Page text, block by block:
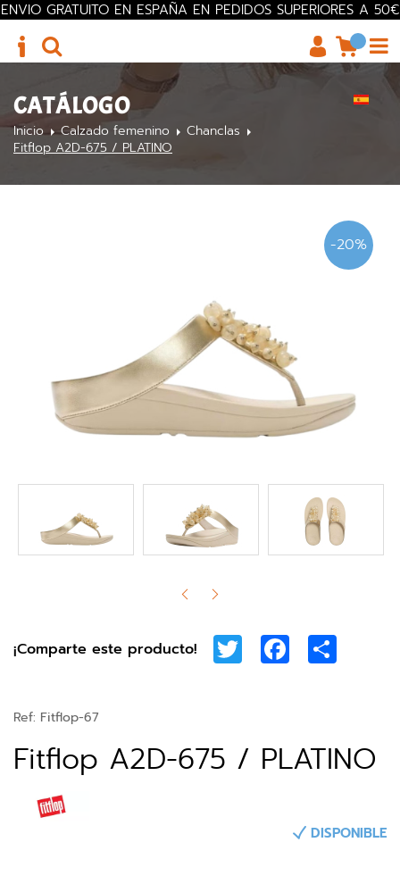
ENVIO GRATUITO EN ESPAÑA EN PEDIDOS SUPERIORES A 50€
CATÁLOGO
Inicio Calzado femenino
Chanclas
Fitflop A2D-675 / PLATINO
-20%
¡Comparte este producto! Twitter Facebook
Ref: Fitflop-67
Fitflop A2D-675 / PLATINO
DISPONIBLE